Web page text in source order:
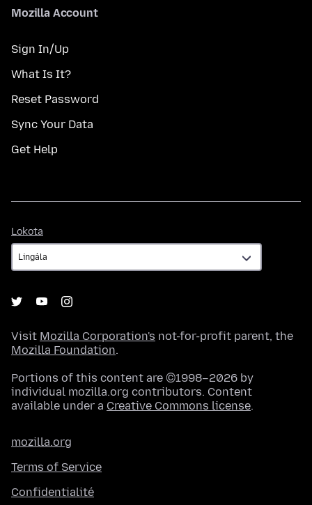
Mozilla Account
Sign In/Up
What Is It?
Reset Password
Sync Your Data
Get Help
Lokota
Visit Mozilla Corporation's not-for-profit parent, the
Mozilla Foundation.
Portions of this content are ©1998–2026 by
individual mozilla.org contributors. Content
available under a Creative Commons license.
mozilla.org
Terms of Service
Confidentialité